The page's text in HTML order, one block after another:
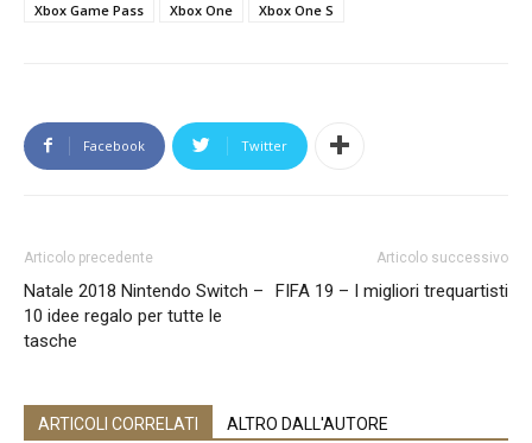
Xbox Game Pass Xbox One Xbox One S
Facebook Twitter
Articolo precedente
Natale 2018 Nintendo Switch –
10 idee regalo per tutte le
tasche
Articolo successivo
FIFA 19 – I migliori trequartisti
ARTICOLI CORRELATI ALTRO DALL'AUTORE